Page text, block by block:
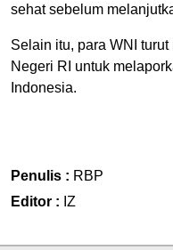
sehat sebelum
Selain itu, para WNI
Negeri RI untuk
Indonesia.
Penulis : RBP
Editor : IZ